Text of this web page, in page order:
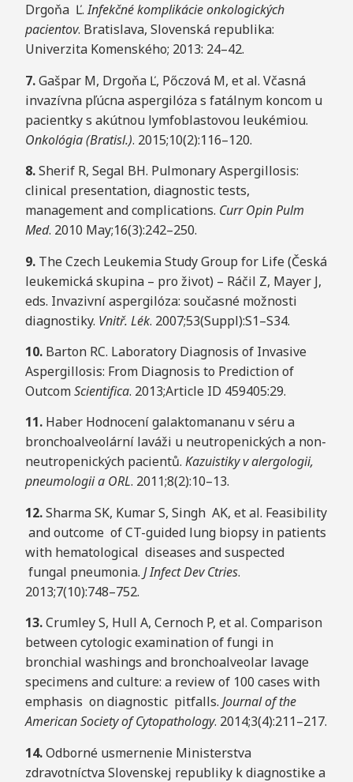
Drgoňa Ľ.Infekčné komplikácieonkologických
pacientov. Bratislava, Slovenská republika:
Univerzita Komenského; 2013: 24–42.
7.Gašpar M, Drgoňa Ľ, Pőczová M, et al. Včasná
invazívna pľúcna aspergilóza s fatálnym koncom u
pacientky s akútnou lymfoblastovou leukémiou.
Onkológia(Bratisl.). 2015;10(2):116–120.
8.Sherif R, Segal BH. Pulmonary Aspergillosis:
clinical presentation, diagnostic tests,
management and complications. Curr Opin Pulm
Med. 2010 May;16(3):242–250.
9. The Czech Leukemia Study Group for Life (Česká
leukemická skupina – pro život) – Ráčil Z, Mayer J,
eds. Invazivní aspergilóza: současné možnosti
diagnostiky. Vnitř. Lék. 2007;53(Suppl):S1–S34.
10. Barton RC. Laboratory Diagnosis of Invasive
Aspergillosis: From Diagnosis to Prediction of
OutcomScientifica. 2013;Article ID 459405:29.
11. Haber Hodnocení galaktomananu v séru a
bronchoalveolární laváži u neutropenických a non-
neutropenických pacientů. Kazuistikyv alergologii,
pneumologii a ORL. 2011;8(2):10–13.
12.Sharma SK, Kumar S, Singh AK, et al. Feasibility
and outcome of CT-guided lung biopsy in patients
with hematological diseases and suspected
fungal pneumonia. J Infect Dev Ctries.
2013;7(10):748–752.
13.Crumley S, Hull A, Cernoch P, et al. Comparison
between cytologic examination of fungi in
bronchial washings and bronchoalveolar lavage
specimens and culture: a review of 100 cases with
emphasis on diagnostic pitfalls. Journal of the
American Society ofCytopathology. 2014;3(4):211–217.
14.Odborné usmernenie Ministerstva
zdravotníctva Slovenskej republiky k diagnostike a